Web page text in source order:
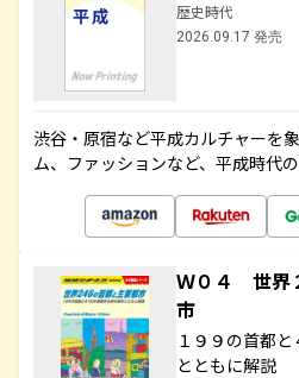
歴史時代
2026.09.17 発売
渋谷・原宿など平成カルチャーを
ム、ファッションなど、平成時代
Ｗ０４ 世界
市
１９９の首都
とともに解説